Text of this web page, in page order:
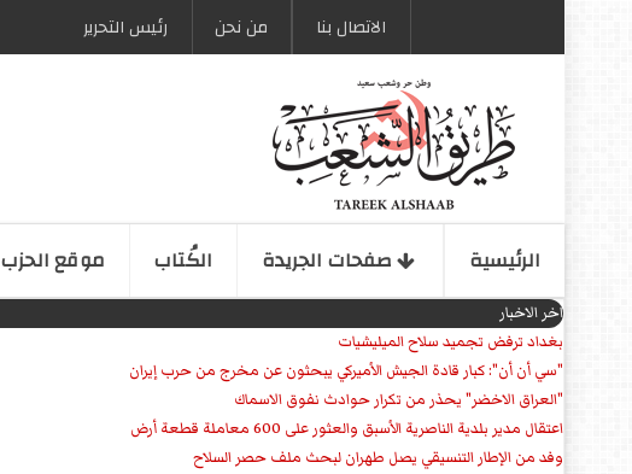
الاتصال بنا من نحن رئیس التحریر
الرئیسیة صفحات الجریدة الكُتاب موقع الحزب
اخر الاخبار
بغداد ترفض تجميد سلاح الميليشيات
"سي أن أن": كبار قادة الجيش الأميركي يبحثون عن مخرج من حرب إيران
"العراق الاخضر" يحذر من تكرار حوادث نفوق الاسماك
اعتقال مدير بلدية الناصرية الأسبق والعثور على 600 معاملة قطعة أرض
وفد من الإطار التنسيقي يصل طهران لبحث ملف حصر السلاح